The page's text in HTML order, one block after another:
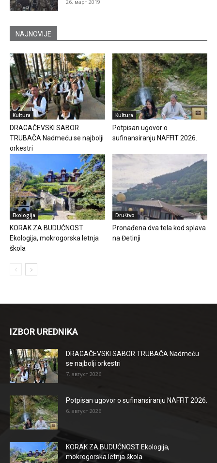
26. март 2019.
NAJNOVIJE
Kultura
DRAGAČEVSKI SABOR
TRUBAČA Nadmeću se najbolji
orkestri
Kultura
Potpisan ugovor o
sufinansiranju NAFFIT 2026.
Ekologija
KORAK ZA BUDUĆNOST
Ekologija, mokrogorska letnja
škola
Društvo
Pronađena dva tela kod splava
na Đetinji
IZBOR UREDNIKA
DRAGAČEVSKI SABOR TRUBAČA Nadmeću
se najbolji orkestri
7. август 2026.
Potpisan ugovor o sufinansiranju NAFFIT 2026.
6. август 2026.
KORAK ZA BUDUĆNOST Ekologija,
mokrogorska letnja škola